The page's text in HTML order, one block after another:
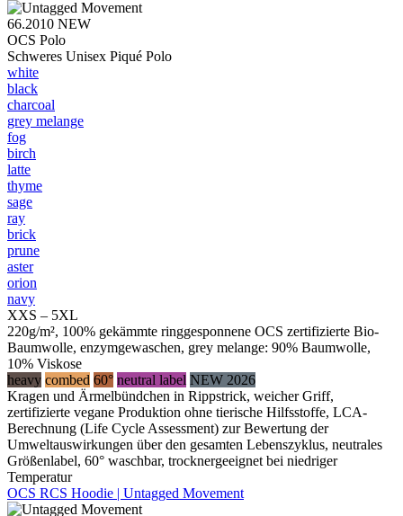
66.2010 NEW
OCS Polo
Schweres Unisex Piqué Polo
white
black
charcoal
grey melange
fog
birch
latte
thyme
sage
ray
brick
prune
aster
orion
navy
XXS – 5XL
220g/m², 100% gekämmte ringgesponnene OCS zertifizierte Bio-
Baumwolle, enzymgewaschen, grey melange: 90% Baumwolle,
10% Viskose
heavy combed 60° neutral label NEW 2026
Kragen und Ärmelbündchen in Rippstrick, weicher Griff,
zertifizierte vegane Produktion ohne tierische Hilfsstoffe, LCA-
Berechnung (Life Cycle Assessment) zur Bewertung der
Umweltauswirkungen über den gesamten Lebenszyklus, neutrales
Größenlabel, 60° waschbar, trocknergeeignet bei niedriger
Temperatur
OCS RCS Hoodie | Untagged Movement